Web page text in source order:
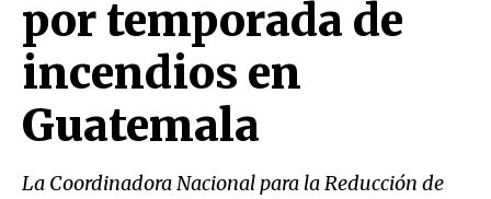
por temporada de
incendios en
Guatemala
La Coordinadora Nacional para la Reducción de